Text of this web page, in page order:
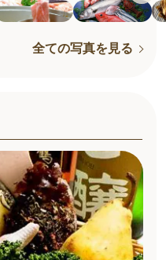
全ての写真を見る